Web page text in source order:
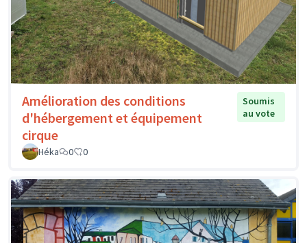
Amélioration des conditions
d'hébergement et équipement
cirque
Soumis
au vote
Héka 0 0